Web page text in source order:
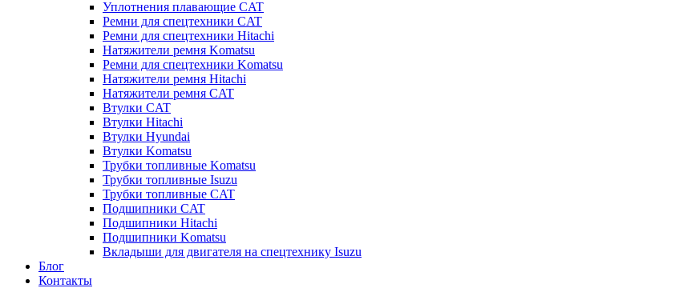
Уплотнения плавающие CAT
Ремни для спецтехники CAT
Ремни для спецтехники Hitachi
Натяжители ремня Komatsu
Ремни для спецтехники Komatsu
Натяжители ремня Hitachi
Натяжители ремня CAT
Втулки CAT
Втулки Hitachi
Втулки Hyundai
Втулки Komatsu
Трубки топливные Komatsu
Трубки топливные Isuzu
Трубки топливные CAT
Подшипники CAT
Подшипники Hitachi
Подшипники Komatsu
Вкладыши для двигателя на спецтехнику Isuzu
Блог
Контакты